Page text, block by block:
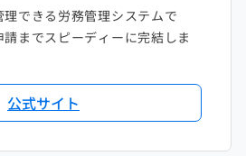
できる労務管理システムで
までスピーディーに完結しま
公式サイト